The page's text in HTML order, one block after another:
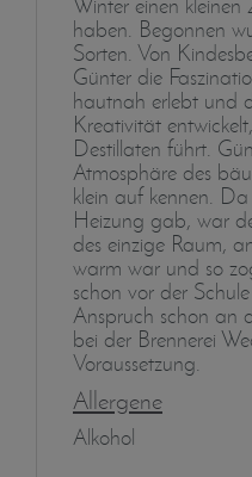
haben. Begonnen
Sorten. Von
Günter die
hautnah erlebt und
Kreativität
Destillaten führt.
Atmosphäre des
klein auf kennen.
Heizung gab, war
des einzige Raum,
warm war und so
schon vor der
Anspruch schon an
bei der Brennerei
Voraussetzung.
Allergene
Alkohol